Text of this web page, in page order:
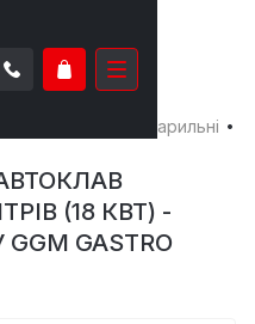
Котли варильні
(18 КВТ) -
GASTRO